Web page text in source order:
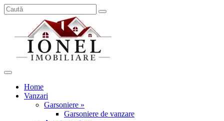
Home
Vanzari
Garsoniere »
Garsoniere de vanzare